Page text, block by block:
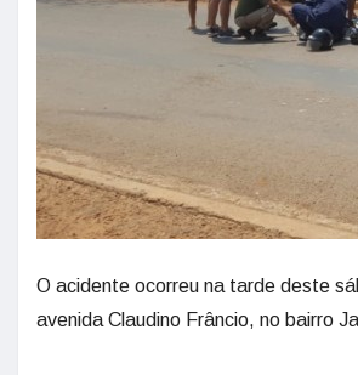
O acidente ocorreu na tarde deste
avenida Claudino Frâncio, no bairro